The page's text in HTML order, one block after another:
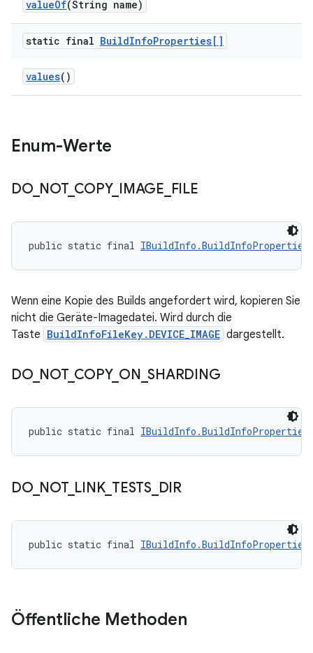
valueOf(String name)
static final BuildInfoProperties[]
values()
Enum-Werte
DO_ NOT_ COPY_ IMAGE FILE
public static final IBuildInfo.BuildInfoProperties
Wenn eine Kopie des Builds angefordert wird, kopieren Sie
nicht die Geräte-Imagedatei. Wird durch die
Taste BuildInfoFileKey.DEVICE_IMAGE dargestellt.
DO_ NOT_ COPY_ ON _SHARDING
public static final IBuildInfo.BuildInfoProperties
DO_ NOT_ LINK_ TESTS_ DIR
public static final IBuildInfo.BuildInfoProperties
Öffentliche Methoden